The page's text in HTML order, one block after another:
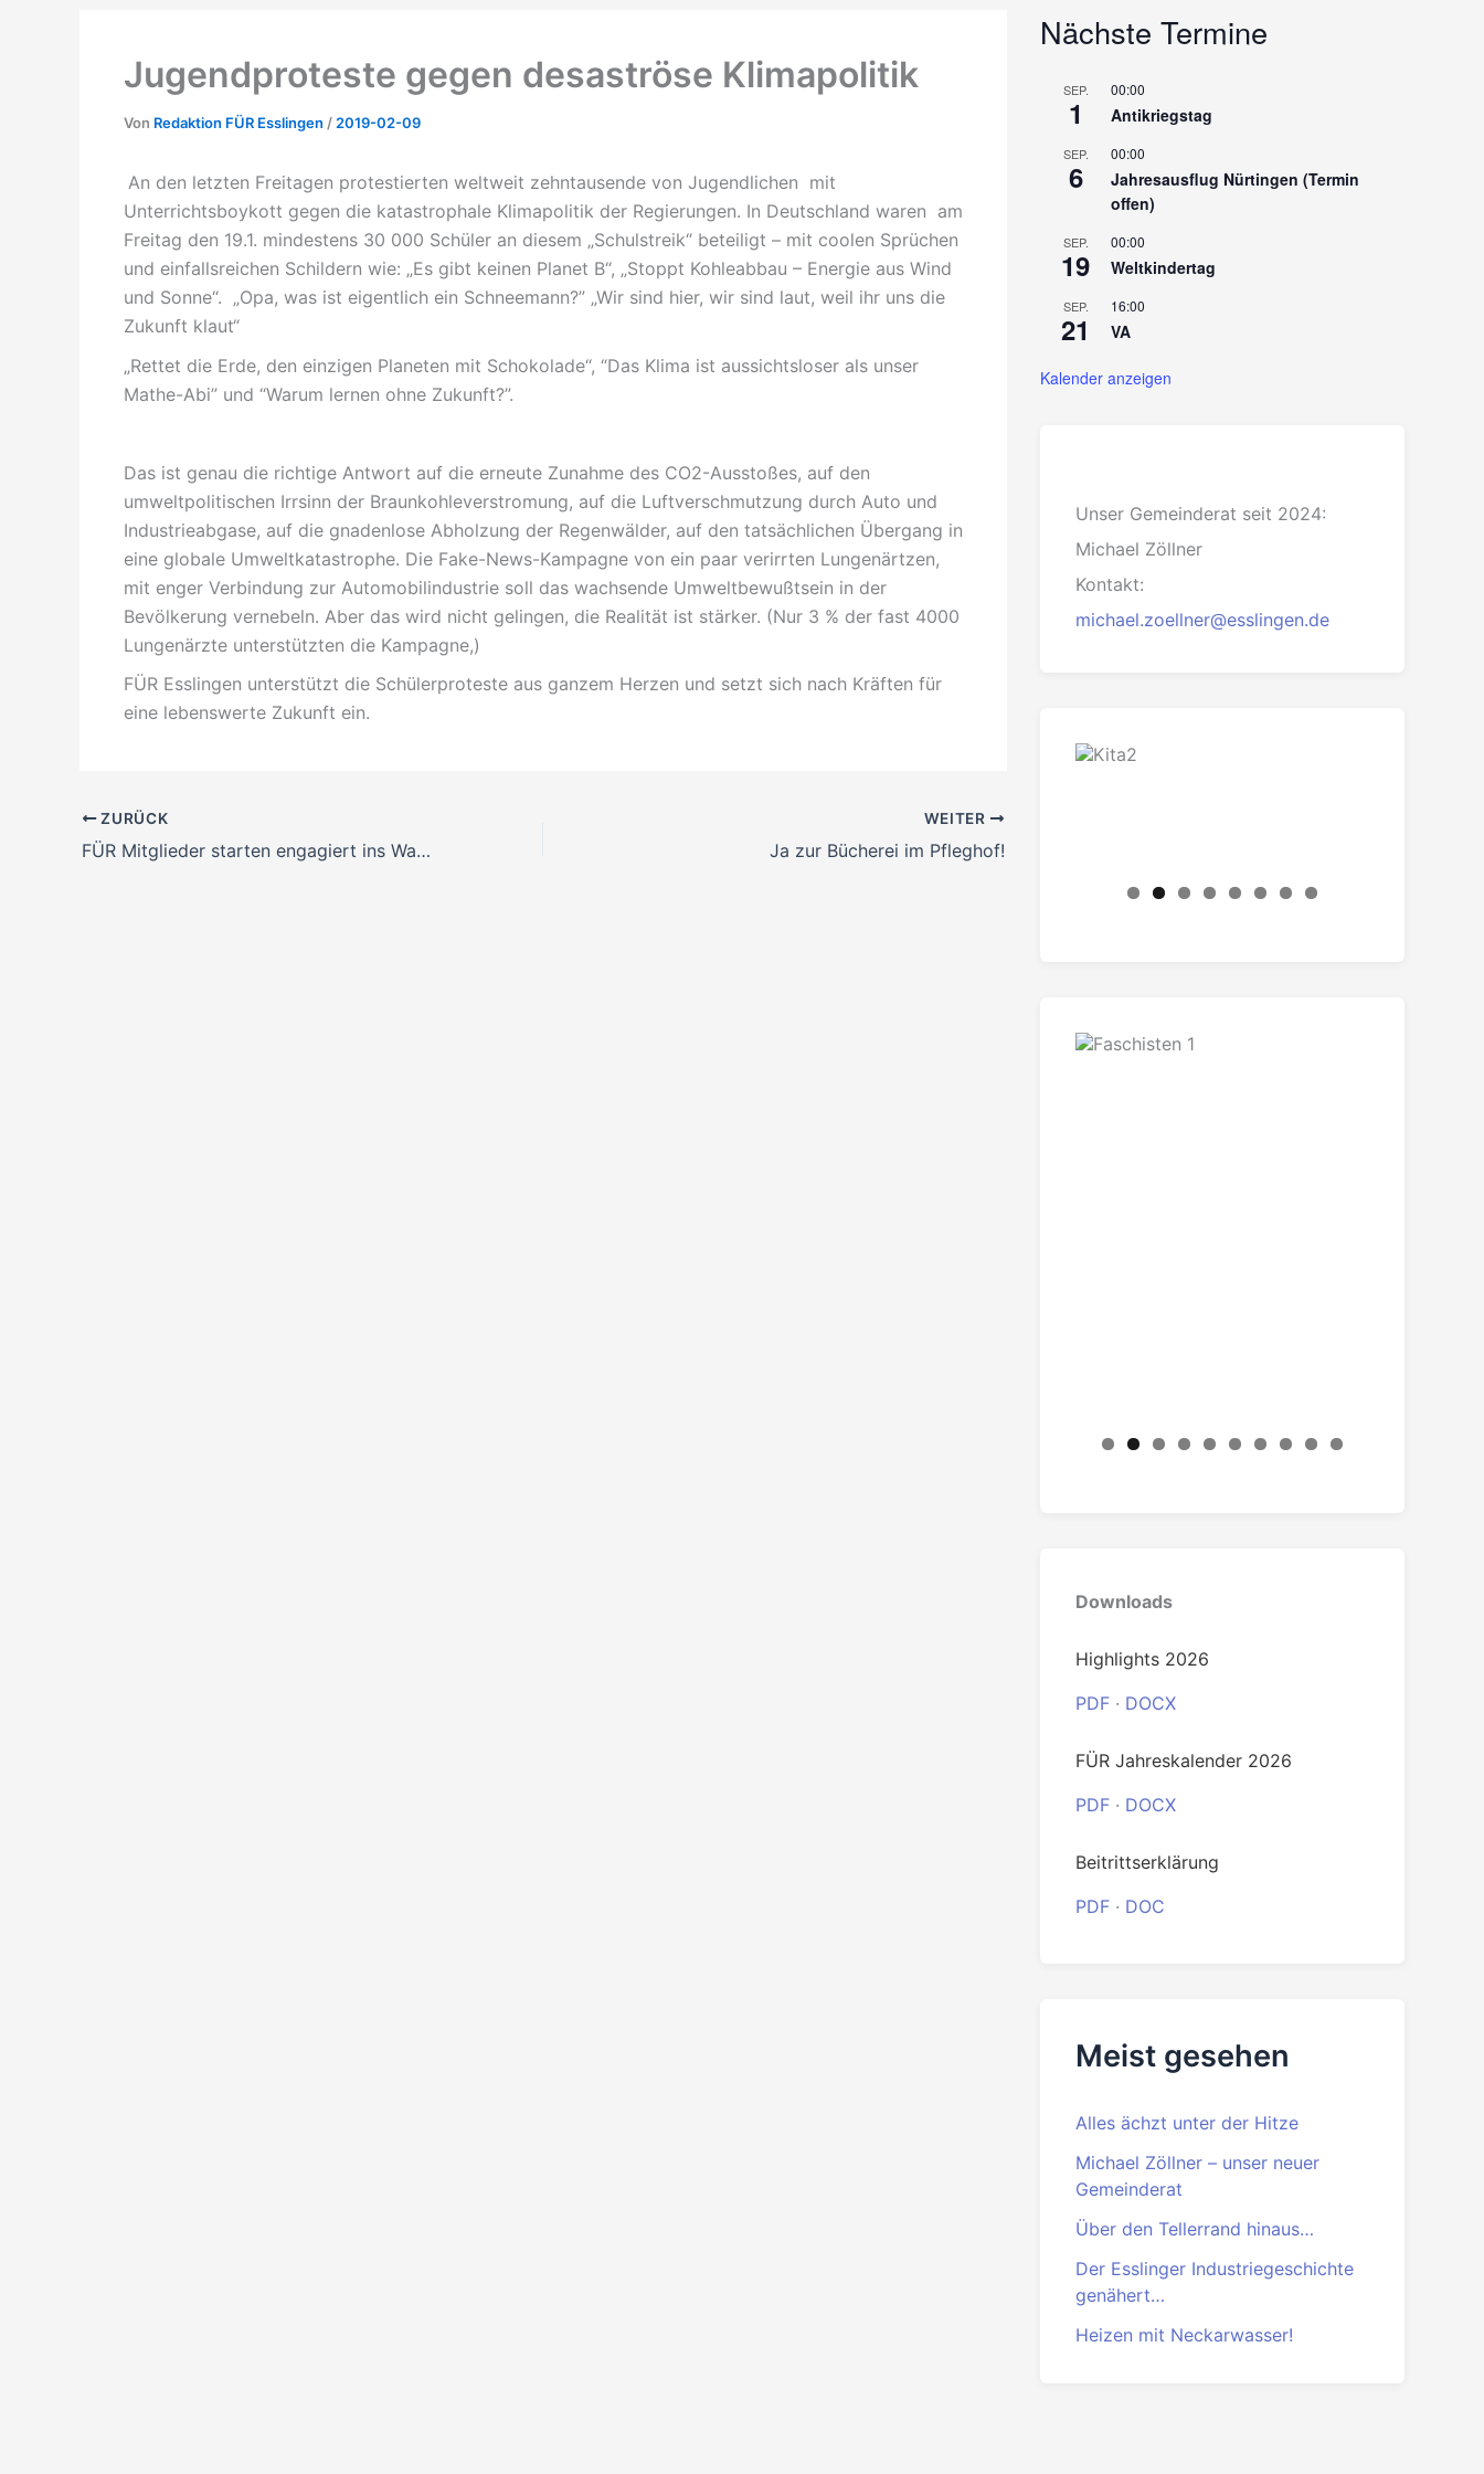
Jugendproteste gegen desaströse Klimapolitik
Von Redaktion FÜR Esslingen / 2019-02-09
An den letzten Freitagen protestierten weltweit zehntausende von Jugendlichen mit
Unterrichtsboykott gegen die katastrophale Klimapolitik der Regierungen. In Deutschland waren am
Freitag den 19.1. mindestens 30 000 Schüler an diesem „Schulstreik“ beteiligt – mit coolen Sprüchen
und einfallsreichen Schildern wie: „Es gibt keinen Planet B“, „Stoppt Kohleabbau – Energie aus Wind
und Sonne“. „Opa, was ist eigentlich ein Schneemann?” „Wir sind hier, wir sind laut, weil ihr uns die
Zukunft klaut“
„Rettet die Erde, den einzigen Planeten mit Schokolade“, “Das Klima ist aussichtsloser als unser
Mathe-Abi” und “Warum lernen ohne Zukunft?”.
Das ist genau die richtige Antwort auf die erneute Zunahme des CO2-Ausstoßes, auf den
umweltpolitischen Irrsinn der Braunkohleverstromung, auf die Luftverschmutzung durch Auto und
Industrieabgase, auf die gnadenlose Abholzung der Regenwälder, auf den tatsächlichen Übergang in
eine globale Umweltkatastrophe. Die Fake-News-Kampagne von ein paar verirrten Lungenärtzen,
mit enger Verbindung zur Automobilindustrie soll das wachsende Umweltbewußtsein in der
Bevölkerung vernebeln. Aber das wird nicht gelingen, die Realität ist stärker. (Nur 3 % der fast 4000
Lungenärzte unterstützten die Kampagne,)
FÜR Esslingen unterstützt die Schülerproteste aus ganzem Herzen und setzt sich nach Kräften für
eine lebenswerte Zukunft ein.
ZURÜCK
FÜR Mitglieder starten engagiert ins Wahljahr 2019
WEITER
Ja zur Bücherei im Pfleghof!
Nächste Termine
SEP.
1
00:00
Antikriegstag
SEP.
6
00:00
Jahresausflug Nürtingen (Termin
offen)
SEP.
19
00:00
Weltkindertag
SEP.
21
16:00
VA
Kalender anzeigen
Unser Gemeinderat seit 2024:
Michael Zöllner
Kontakt:
michael.zoellner@esslingen.de
Downloads
PDF·DOCX
· DOC
Meist gesehen
Alles ächzt unter der Hitze
Michael Zöllner – unser neuer